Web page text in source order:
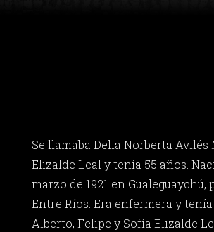
Se llamaba Delia Norberta Avilés
Elizalde Leal y tenía 55 años.
marzo de 1921 en
Entre Ríos. Era enfermera y
Alberto, Felipe y Sofía Elizalde